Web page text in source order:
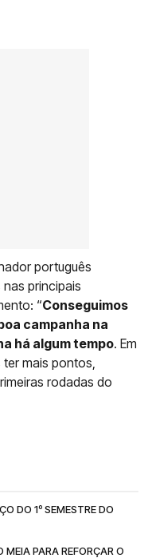
português
principais
“Conseguimos
campanha na
há algum tempo. Em
mais pontos,
rodadas do
DO 1º SEMESTRE DO
PARA REFORÇAR O